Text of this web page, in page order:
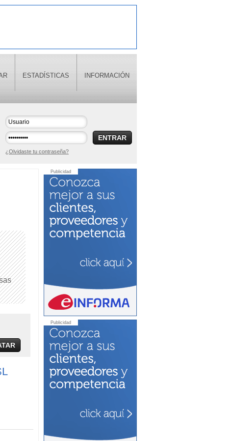
ESTADÍSTICAS INFORMACIÓN
ENTRAR
¿Olvidaste tu contraseña?
Publicidad
Publicidad